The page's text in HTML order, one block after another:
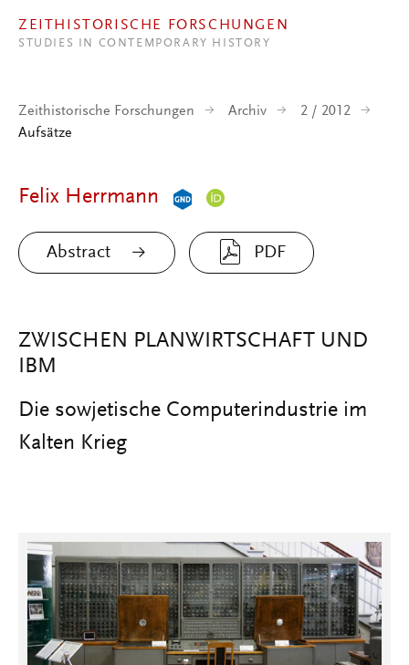
ZEITHISTORISCHE FORSCHUNGEN
STUDIES IN CONTEMPORARY HISTORY
Zeithistorische Forschungen Archiv
2 / 2012
Aufsätze
Felix Herrmann
Abstract PDF
ZWISCHEN PLANWIRTSCHAFT UND
IBM
Die sowjetische Computerindustrie im
Kalten Krieg